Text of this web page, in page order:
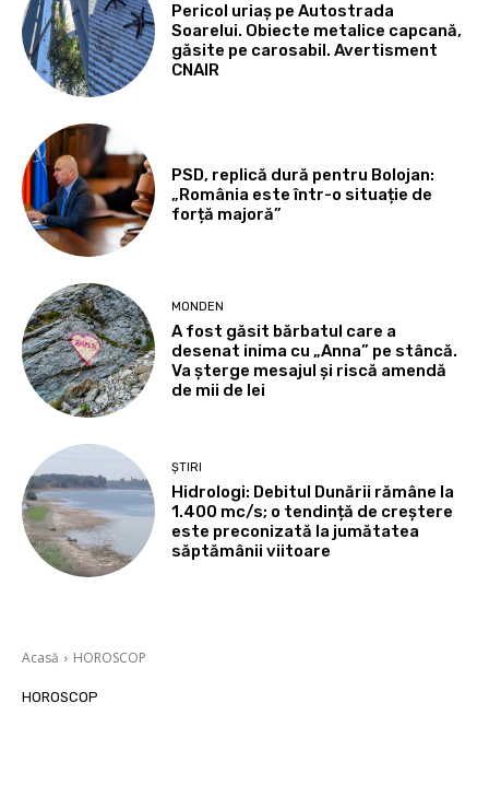
Pericol uriaș pe Autostrada
Soarelui. Obiecte metalice capcană,
găsite pe carosabil. Avertisment
CNAIR
PSD, replică dură pentru Bolojan:
„România este într-o situație de
forță majoră”
MONDEN
A fost găsit bărbatul care a
desenat inima cu „Anna” pe stâncă.
Va șterge mesajul și riscă amendă
de mii de lei
ȘTIRI
Hidrologi: Debitul Dunării rămâne la
1.400 mc/s; o tendință de creștere
este preconizată la jumătatea
săptămânii viitoare